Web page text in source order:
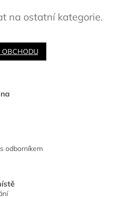
na ostatní kategorie.
OBCHODU
odborníkem